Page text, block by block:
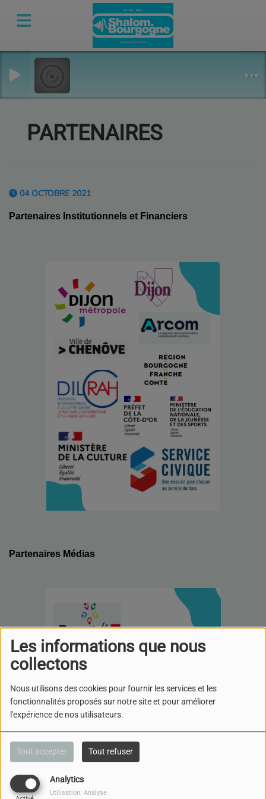
Les informations que nous
collectons
Nous utilisons des cookies pour fournir les services et les
fonctionnalités proposés sur notre site et pour améliorer
l'expérience de nos utilisateurs.
Tout accepter Tout refuser
Analytics
Utilisation: Analyse
PARTENAIRES
04 OCTOBRE 2021
Partenaires Institutionnels et Financiers
Partenaires Médias